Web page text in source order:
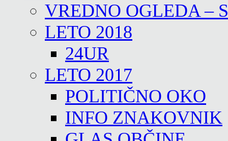
VREDNO OGLEDA –
LETO 2018
24UR
LETO 2017
POLITIČNO OKO
INFO ZNAKOVNIK